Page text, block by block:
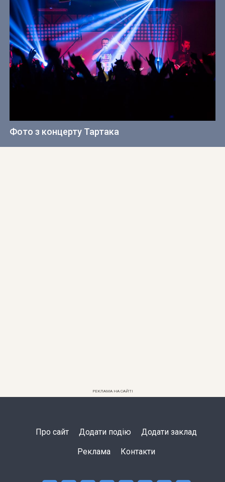
Фото з концерту Тартака
РЕКЛАМА НА САЙТІ
Про сайт Додати подію Додати заклад
Реклама Контакти